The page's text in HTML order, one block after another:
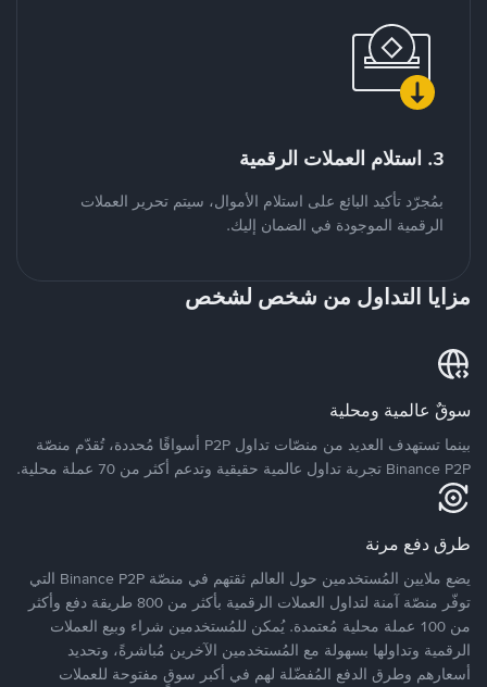
3. استلام العملات الرقمية
بمُجرّد تأكيد البائع على استلام الأموال، سيتم تحرير العملات
الرقمية الموجودة في الضمان إليك.
مزايا التداول من شخص لشخص
سوقٌ عالمية ومحلية
بينما تستهدف العديد من منصّات تداول P2P أسواقًا مُحددة، تُقدّم منصّة
Binance P2P تجربة تداول عالمية حقيقية وتدعم أكثر من 70 عملة محلية.
طرق دفع مرنة
يضع ملايين المُستخدمين حول العالم ثقتهم في منصّة Binance P2P التي
توفّر منصّة آمنة لتداول العملات الرقمية بأكثر من 800 طريقة دفع وأكثر
من 100 عملة محلية مُعتمدة. يُمكن للمُستخدمين شراء وبيع العملات
الرقمية وتداولها بسهولة مع المُستخدمين الآخرين مُباشرةً، وتحديد
أسعارهم وطرق الدفع المُفضّلة لهم في أكبر سوقٍ مفتوحة للعملات